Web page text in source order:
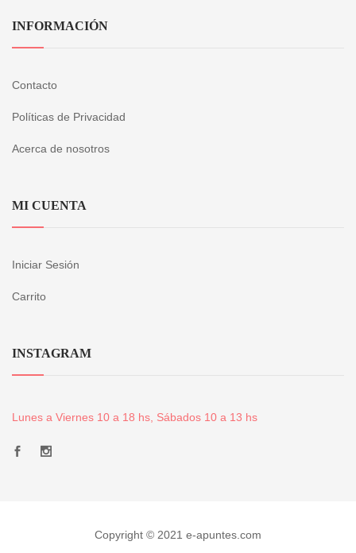
INFORMACIÓN
Contacto
Políticas de Privacidad
Acerca de nosotros
MI CUENTA
Iniciar Sesión
Carrito
INSTAGRAM
Lunes a Viernes 10 a 18 hs, Sábados 10 a 13 hs
Copyright © 2021 e-apuntes.com